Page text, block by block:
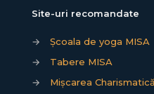
Site-uri recomandate
→
Școala de yoga MISA
→
Tabere MISA
→
Mișcarea